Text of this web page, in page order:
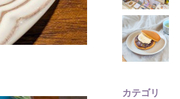
カテゴリ